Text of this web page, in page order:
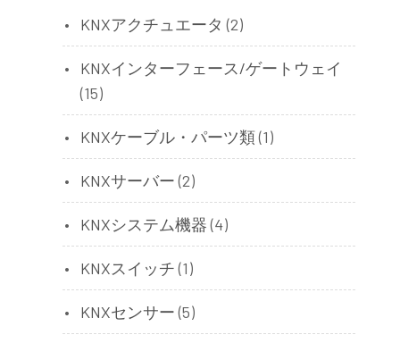
KNXアクチュエータ (2)
KNXインターフェース/ゲートウェイ
(15)
KNXケーブル・パーツ類(1)
KNXサーバー (2)
KNXシステム機器 (4)
KNXスイッチ (1)
KNXセンサー (5)